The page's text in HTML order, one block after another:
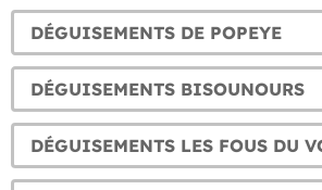
DÉGUISEMENTS DE POPEYE
DÉGUISEMENTS BISOUNOURS
DÉGUISEMENTS LES FOUS DU